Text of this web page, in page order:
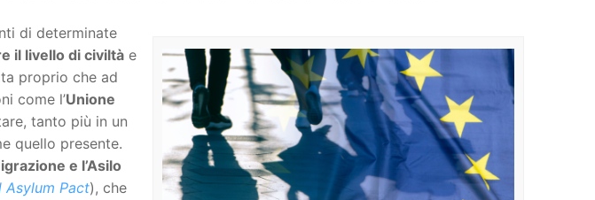
di determinate
il livello di civiltà e
proprio che ad
come l’Unione
tanto più in un
quello presente.
e l’Asilo
Asylum Pact), che